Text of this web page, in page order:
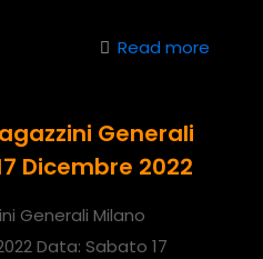
Read more
Generali
Dicembre 2022
Generali Milano
Data: Sabato 17